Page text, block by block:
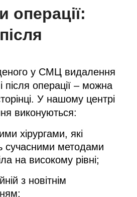
операції:
у СМЦ видалення
після операції – можна
У нашому центрі
виконуються:
хірургами, які
сучасними методами
на високому рівні;
з новітнім